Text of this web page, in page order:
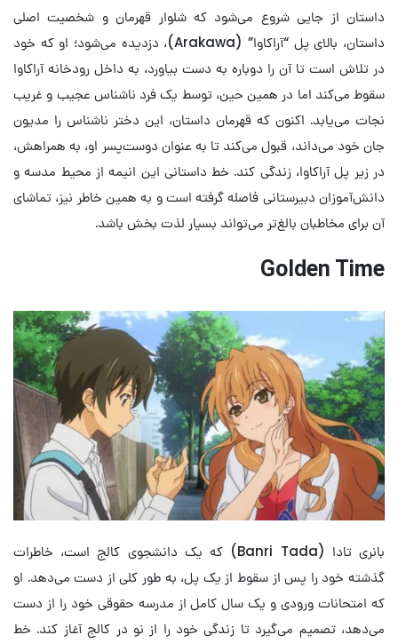
داستان از جایی شروع می‌شود که شلوار قهرمان و شخصیت اصلی
داستان، بالای پل “آراکاوا” (Arakawa)، دزدیده می‌شود؛ او که خود
در تلاش است تا آن را دوباره به دست بیاورد، به داخل رودخانه آراکاوا
سقوط می‌کند اما در همین حین، توسط یک فرد ناشناس عجیب و غریب
نجات می‌یابد. اکنون که قهرمان داستان، این دختر ناشناس را مدیون
جان خود می‌داند، قبول می‌کند تا به عنوان دوست‌پسر او، به همراهش،
در زیر پل آراکاوا، زندگی کند. خط داستانی این انیمه از محیط مدسه و
دانش‌آموزان دبیرستانی فاصله گرفته است و به همین خاطر نیز، تماشای
آن برای مخاطبان بالغ‌تر می‌تواند بسیار لذت بخش باشد.
Golden Time
بانری تادا (Banri Tada) که یک دانشجوی کالج است، خاطرات
گذشته خود را پس از سقوط از یک پل، به طور کلی از دست می‌دهد. او
که امتحانات ورودی و یک سال کامل از مدرسه حقوقی خود را از دست
می‌دهد، تصمیم می‌گیرد تا زندگی خود را از نو در کالج آغاز کند. خط